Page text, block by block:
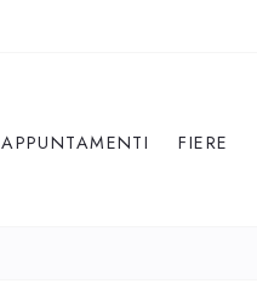
APPUNTAMENTI FIERE